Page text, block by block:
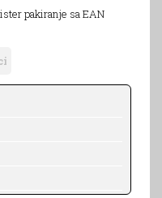
pakiranje sa EAN